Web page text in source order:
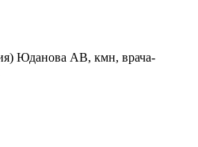
Юданова АВ, кмн, врача-